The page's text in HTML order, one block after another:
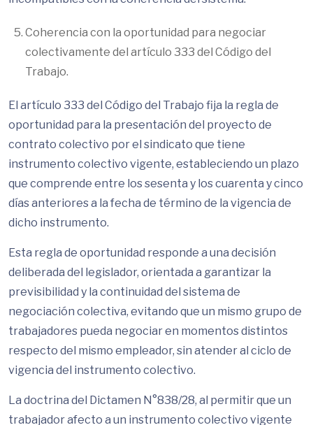
Coherencia con la oportunidad para negociar
colectivamente del artículo 333 del Código del
Trabajo.
El artículo 333 del Código del Trabajo fija la regla de
oportunidad para la presentación del proyecto de
contrato colectivo por el sindicato que tiene
instrumento colectivo vigente, estableciendo un plazo
que comprende entre los sesenta y los cuarenta y cinco
días anteriores a la fecha de término de la vigencia de
dicho instrumento.
Esta regla de oportunidad responde a una decisión
deliberada del legislador, orientada a garantizar la
previsibilidad y la continuidad del sistema de
negociación colectiva, evitando que un mismo grupo de
trabajadores pueda negociar en momentos distintos
respecto del mismo empleador, sin atender al ciclo de
vigencia del instrumento colectivo.
La doctrina del Dictamen N°838/28, al permitir que un
trabajador afecto a un instrumento colectivo vigente